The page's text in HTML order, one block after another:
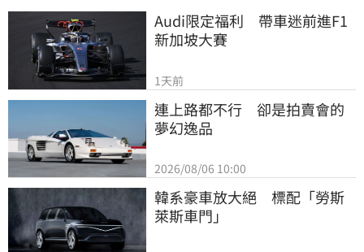
Audi限定福利　帶車迷前進F1
新加坡大賽
1天前
連上路都不行　卻是拍賣會的
夢幻逸品
2026/08/06 10:00
韓系豪車放大絕　標配「勞斯
萊斯車門」